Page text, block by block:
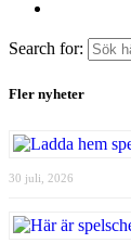
Search for:
Fler nyheter
30 juli, 2026